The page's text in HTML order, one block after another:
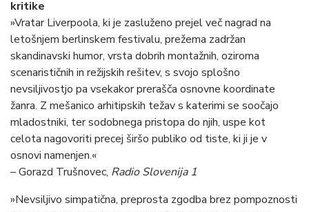
kritike
»Vratar Liverpoola, ki je zasluženo prejel več nagrad na
letošnjem berlinskem festivalu, prežema zadržan
skandinavski humor, vrsta dobrih montažnih, oziroma
scenarističnih in režijskih rešitev, s svojo splošno
nevsiljivostjo pa vsekakor prerašča osnovne koordinate
žanra. Z mešanico arhitipskih težav s katerimi se soočajo
mladostniki, ter sodobnega pristopa do njih, uspe kot
celota nagovoriti precej širšo publiko od tiste, ki ji je v
osnovi namenjen.«
– Gorazd Trušnovec, Radio Slovenija 1
»Nevsiljivo simpatična, preprosta zgodba brez pompoznosti